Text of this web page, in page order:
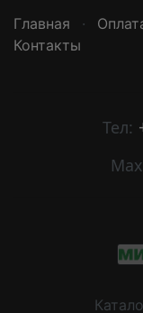
Главная ·
Контакты
Тел: